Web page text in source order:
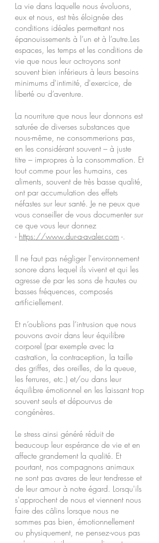
La vie dans laquelle nous évoluons,
eux et nous, est très éloignée des
conditions idéales permettant nos
épanouissements à l’un et à l’autre.Les
espaces, les temps et les conditions de
vie que nous leur octroyons sont
souvent bien inférieurs à leurs besoins
minimums d'intimité, d'exercice, de
liberté ou d’aventure.
La nourriture que nous leur donnons est
saturée de diverses substances que
nous-même, ne consommerions pas,
en les considérant souvent – à juste
titre – impropres à la consommation. Et
tout comme pour les humains, ces
aliments, souvent de très basse qualité,
ont par accumulation des effets
néfastes sur leur santé. Je ne peux que
vous conseiller de vous documenter sur
ce que vous leur donnez
- https://www.dur-a-avaler.com -.
Il ne faut pas négliger l'environnement
sonore dans lequel ils vivent et qui les
agresse de par les sons de hautes ou
basses fréquences, composés
artificiellement.
Et n’oublions pas l’intrusion que nous
pouvons avoir dans leur équilibre
corporel (par exemple avec la
castration, la contraception, la taille
des griffes, des oreilles, de la queue,
les ferrures, etc.) et/ou dans leur
équilibre émotionnel en les laissant trop
souvent seuls et dépourvus de
congénères.
Le stress ainsi généré réduit de
beaucoup leur espérance de vie et en
affecte grandement la qualité. Et
pourtant, nos compagnons animaux
ne sont pas avares de leur tendresse et
de leur amour à notre égard. Lorsqu'ils
s'approchent de nous et viennent nous
faire des câlins lorsque nous ne
sommes pas bien, émotionnellement
ou physiquement, ne pensez-vous pas